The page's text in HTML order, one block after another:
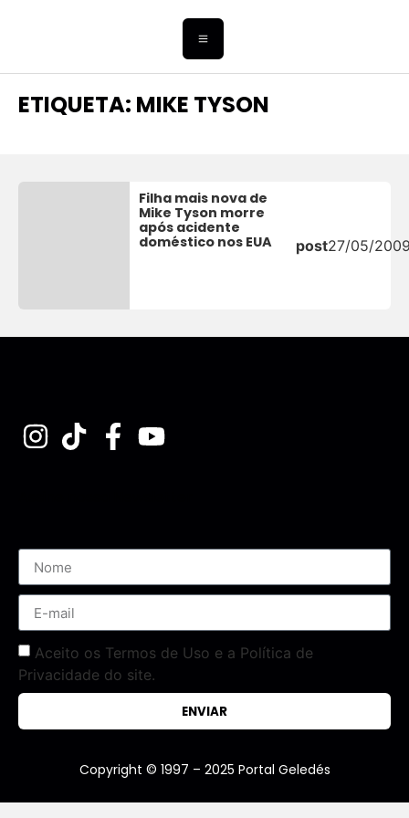
ETIQUETA: MIKE TYSON
Filha mais nova de
Mike Tyson morre
após acidente
doméstico nos EUA
post27/05/
Aceito os Termos de Uso e a Política de
Privacidade do site.
ENVIAR
Copyright © 1997 – 2025 Portal Geledés